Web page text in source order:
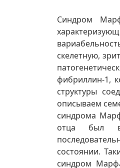
Синдром
скелетную,
фибриллин-1,
структуры
описываем
синдрома
отца был
состоянии.
синдром